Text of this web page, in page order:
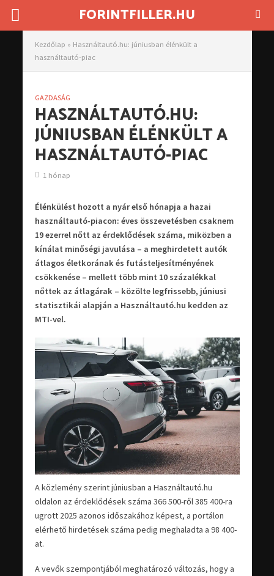
FORINTFILLER.HU
Kezdőlap » Használtautó.hu: júniusban élénkült a
használtautó-piac
GAZDASÁG
HASZNÁLTAUTÓ.HU:
JÚNIUSBAN ÉLÉNKÜLT A
HASZNÁLTAUTÓ-PIAC
1 hónap
Élénkülést hozott a nyár első hónapja a hazai
használtautó-piacon: éves összevetésben csaknem
19 ezerrel nőtt az érdeklődések száma, miközben a
kínálat minőségi javulása – a meghirdetett autók
átlagos életkorának és futásteljesítményének
csökkenése – mellett több mint 10 százalékkal
nőttek az átlagárak – közölte legfrissebb, júniusi
statisztikái alapján a Használtautó.hu kedden az
MTI-vel.
A közlemény szerint júniusban a Használtautó.hu
oldalon az érdeklődések száma 366 500-ről 385 400-ra
ugrott 2025 azonos időszakához képest, a portálon
elérhető hirdetések száma pedig meghaladta a 98 400-
at.
A vevők szempontjából meghatározó változás, hogy a